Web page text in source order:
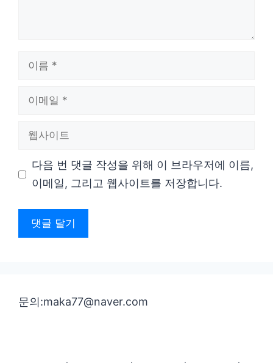
다음 번 댓글 작성을 위해 이 브라우저에 이름,
이메일, 그리고 웹사이트를 저장합니다.
문의:maka77@naver.com